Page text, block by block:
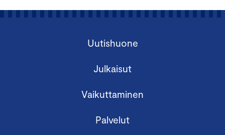
Uutishuone
Julkaisut
Vaikuttaminen
Palvelut